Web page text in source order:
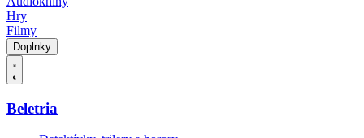
Hry
Filmy
Doplnky
Beletria